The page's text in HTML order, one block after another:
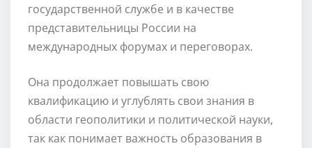
государственной службе и в качестве
представительницы России на
международных форумах и переговорах.
Она продолжает повышать свою
квалификацию и углублять свои знания в
области геополитики и политической науки,
так как понимает важность образования в